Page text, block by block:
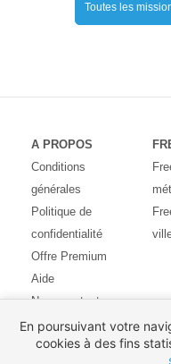
Toutes les
A PROPOS
Conditions
générales
Politique de
confidentialité
Offre Premium
Aide
Nous contacter
Avis des
utilisateurs
En poursuivant votre
cookies à des fins